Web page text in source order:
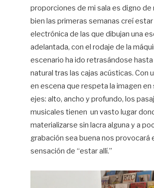
proporciones de mi sala es digno de
bien las primeras semanas creí estar
electrónica de las que dibujan una
adelantada, con el rodaje de la
escenario ha ido retrasándose hasta
natural tras las cajas acústicas. Con
en escena que respeta la imagen en
ejes: alto, ancho y profundo, los
musicales tienen un vasto lugar
materializarse sin lacra alguna y a
grabación sea buena nos provocará
sensación de “estar allí.”